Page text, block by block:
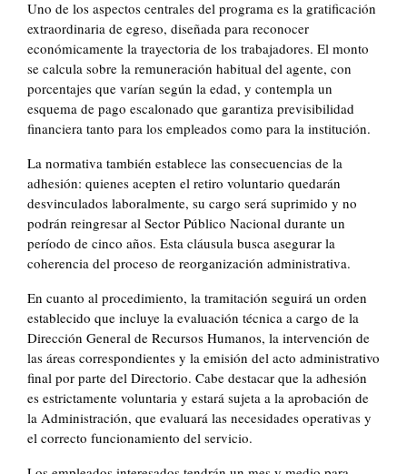
Uno de los aspectos centrales del programa es la gratificación
extraordinaria de egreso, diseñada para reconocer
económicamente la trayectoria de los trabajadores. El monto
se calcula sobre la remuneración habitual del agente, con
porcentajes que varían según la edad, y contempla un
esquema de pago escalonado que garantiza previsibilidad
financiera tanto para los empleados como para la institución.
La normativa también establece las consecuencias de la
adhesión: quienes acepten el retiro voluntario quedarán
desvinculados laboralmente, su cargo será suprimido y no
podrán reingresar al Sector Público Nacional durante un
período de cinco años. Esta cláusula busca asegurar la
coherencia del proceso de reorganización administrativa.
En cuanto al procedimiento, la tramitación seguirá un orden
establecido que incluye la evaluación técnica a cargo de la
Dirección General de Recursos Humanos, la intervención de
las áreas correspondientes y la emisión del acto administrativo
final por parte del Directorio. Cabe destacar que la adhesión
es estrictamente voluntaria y estará sujeta a la aprobación de
la Administración, que evaluará las necesidades operativas y
el correcto funcionamiento del servicio.